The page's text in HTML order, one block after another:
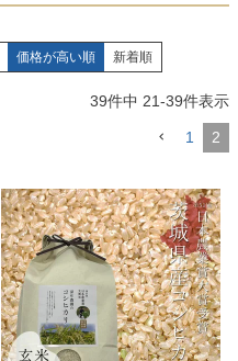
価格が高い順 新着順
39件中 21-39件表示
1 2